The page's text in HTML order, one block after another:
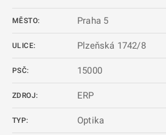
MĚSTO: Praha 5
ULICE: Plzeňská 1742/8
PSČ: 15000
ZDROJ: ERP
TYP: Optika